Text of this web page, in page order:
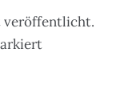
veröffentlicht.